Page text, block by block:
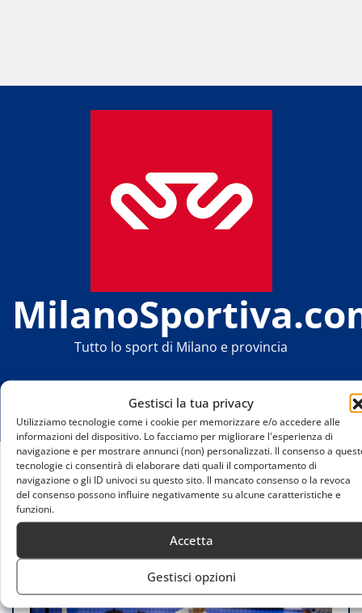
Gestisci la tua privacy
Utilizziamo tecnologie come i cookie per memorizzare e/o accedere alle
informazioni del dispositivo. Lo facciamo per migliorare l'esperienza di
navigazione e per mostrare annunci (non) personalizzati. Il consenso a
tecnologie ci consentirà di elaborare dati quali il comportamento di
navigazione o gli ID univoci su questo sito. Il mancato consenso o la revoca
del consenso possono influire negativamente su alcune caratteristiche e
funzioni.
Accetta
Gestisci opzioni
Tutto lo sport di Milano e provincia
Home
Allianz Milano in semifinale Play Off 5° Posto:
vittoria su Cisterna senza gara 3